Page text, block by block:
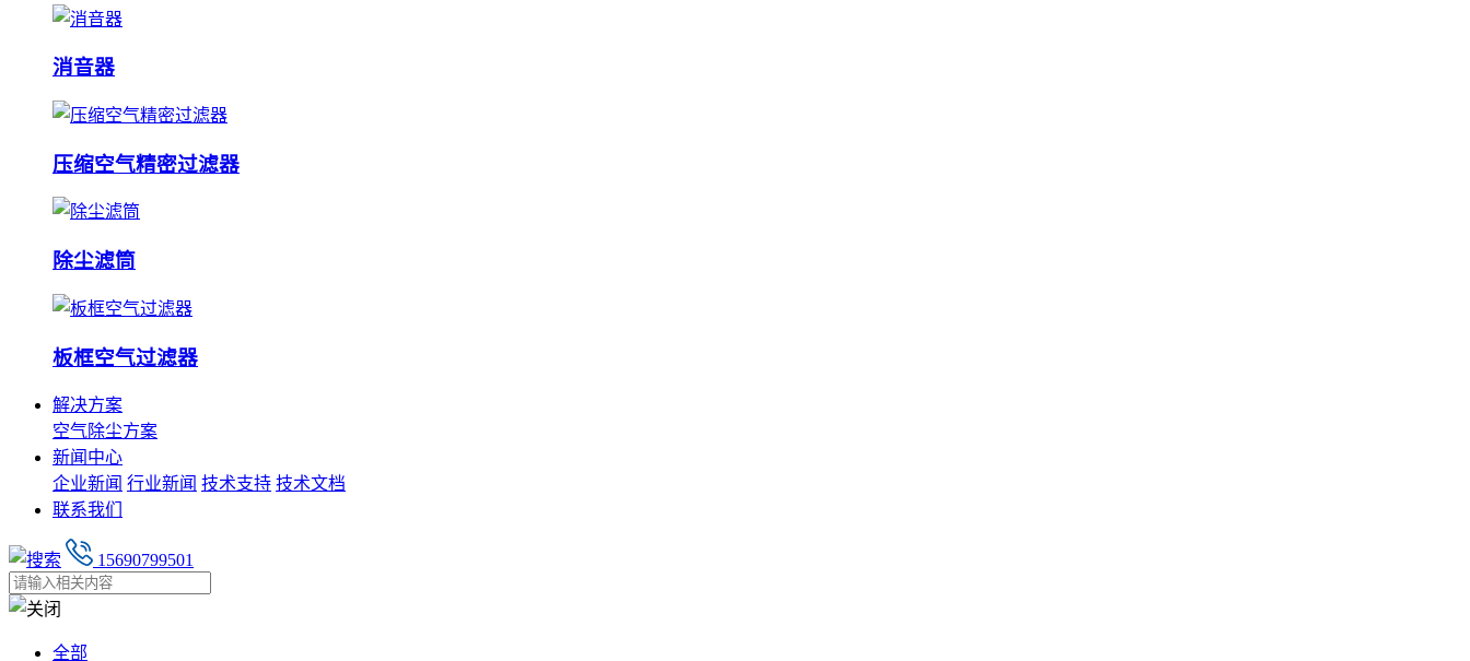
消音器
压缩空气精密过滤器
除尘滤筒
板框空气过滤器
解决方案
空气除尘方案
新闻中心
企业新闻 行业新闻 技术支持 技术文档
联系我们
15690799501
全部